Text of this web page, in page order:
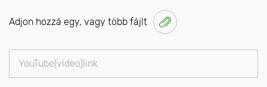
Adjon hozzá egy, vagy több fájlt